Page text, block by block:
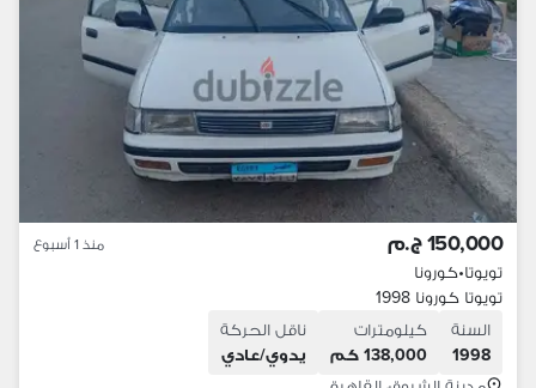
150,000 ج.م منذ 1 أسبوع
تويوتا•كورونا
تويوتا كورونا 1998
السنة
1998
كيلومترات
138,000 كم
ناقل الحركة
يدوي/عادي